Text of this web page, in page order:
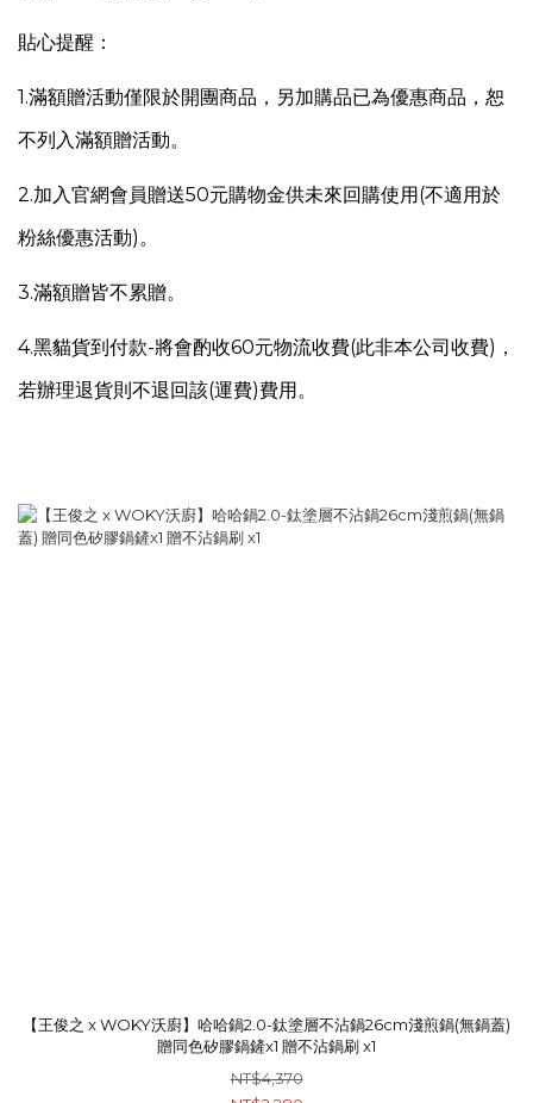
貼心提醒：
1.滿額贈活動僅限於開團商品，另加購品已為優惠商品，恕
不列入滿額贈活動。
2.加入官網會員贈送50元購物金供未來回購使用(不適用於
粉絲優惠活動)。
3.滿額贈皆不累贈。
4.黑貓貨到付款-將會酌收60元物流收費(此非本公司收費)，
若辦理退貨則不退回該(運費)費用。
【王俊之 x WOKY沃廚】哈哈鍋2.0-鈦塗層不沾鍋26cm淺煎鍋(無鍋蓋)
贈同色矽膠鍋鏟x1 贈不沾鍋刷 x1
NT$4,370